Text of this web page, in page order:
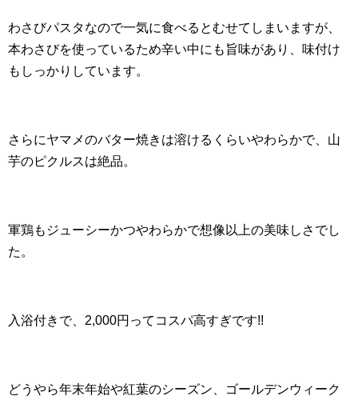
わさびパスタなので一気に食べるとむせてしまいますが、
本わさびを使っているため辛い中にも旨味があり、味付け
もしっかりしています。
さらにヤマメのバター焼きは溶けるくらいやわらかで、山
芋のピクルスは絶品。
軍鶏もジューシーかつやわらかで想像以上の美味しさでし
た。
入浴付きで、2,000円ってコスパ高すぎです!!
どうやら年末年始や紅葉のシーズン、ゴールデンウィーク